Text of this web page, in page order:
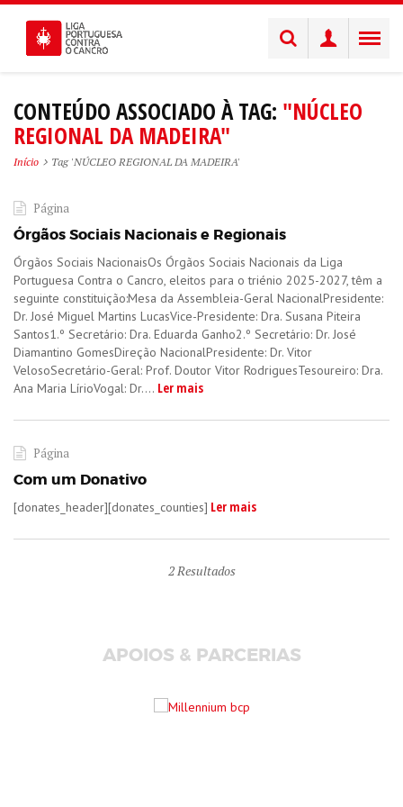
CONTEÚDO ASSOCIADO À TAG: "NÚCLEO
REGIONAL DA MADEIRA"
Início Tag 'NÚCLEO REGIONAL DA MADEIRA'
Página
Órgãos Sociais Nacionais e Regionais
Órgãos Sociais NacionaisOs Órgãos Sociais Nacionais da Liga
Portuguesa Contra o Cancro, eleitos para o triénio 2025-2027, têm a
seguinte constituição:Mesa da Assembleia-Geral NacionalPresidente:
Dr. José Miguel Martins LucasVice-Presidente: Dra. Susana Piteira
Santos1.º Secretário: Dra. Eduarda Ganho2.º Secretário: Dr. José
Diamantino GomesDireção NacionalPresidente: Dr. Vitor
VelosoSecretário-Geral: Prof. Doutor Vitor RodriguesTesoureiro: Dra.
Ana Maria LírioVogal: Dr.... Ler mais
Página
Com um Donativo
[donates_header][donates_counties] Ler mais
2Resultados
APOIOS & PARCERIAS